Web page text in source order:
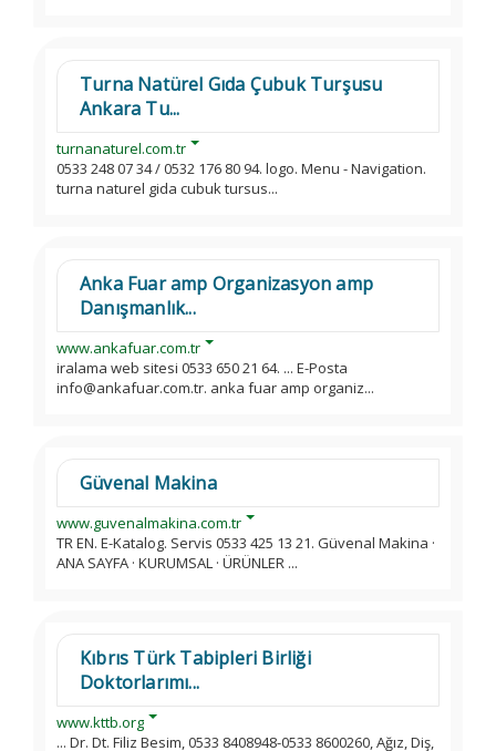
Turna Natürel Gıda Çubuk Turşusu
Ankara Tu...
turnanaturel.com.tr
0533 248 07 34 / 0532 176 80 94. logo. Menu - Navigation.
turna naturel gida cubuk tursus...
Anka Fuar amp Organizasyon amp
Danışmanlık...
www.ankafuar.com.tr
iralama web sitesi 0533 650 21 64. ... E-Posta
info@ankafuar.com.tr. anka fuar amp organiz...
Güvenal Makina
www.guvenalmakina.com.tr
TR EN. E-Katalog. Servis 0533 425 13 21. Güvenal Makina ·
ANA SAYFA · KURUMSAL · ÜRÜNLER ...
Kıbrıs Türk Tabipleri Birliği
Doktorlarımı...
www.kttb.org
... Dr. Dt. Filiz Besim, 0533 8408948-0533 8600260, Ağız, Diş,